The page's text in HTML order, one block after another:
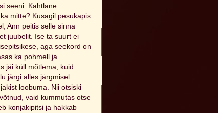
seeni. Kahtlane.
mitte? Kusagil pesukapis
Ann peitis selle sinna
juubelit. Ise ta suurt ei
aga seekord on
ka pohmell ja
jäi küll mõtlema, kuid
järgi alles järgmisel
loobuma. Nii otsiski
vaid kummutas otse
konjakipitsi ja hakkab